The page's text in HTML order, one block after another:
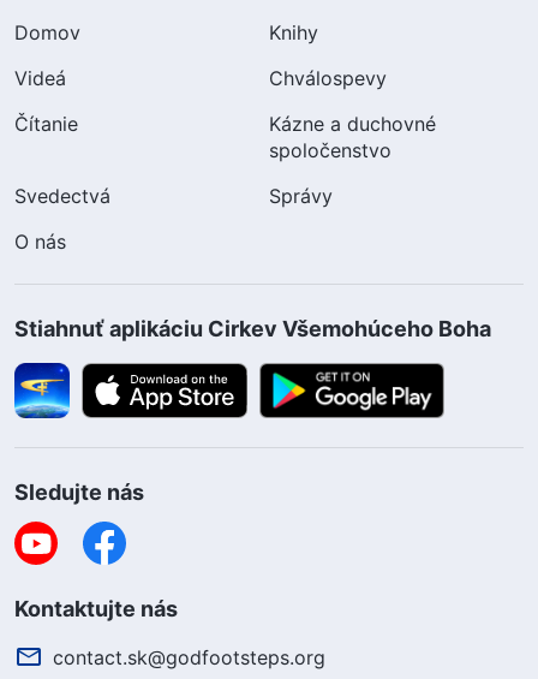
Domov
Knihy
Videá
Chválospevy
Čítanie
Kázne a duchovné
spoločenstvo
Svedectvá
Správy
O nás
Stiahnuť aplikáciu Cirkev Všemohúceho Boha
Sledujte nás
Kontaktujte nás
contact.sk@godfootsteps.org